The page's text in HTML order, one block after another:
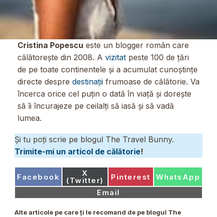
Cristina Popescu este un blogger român care
călătorește din 2008. A vizitatpeste 100 de țări
de pe toate continentele și a acumulat cunoștințe
directe despre destinațiifrumoase de călătorie. Va
încerca orice cel puțin o dată în viață și dorește
să îi încurajeze pe ceilalți să iasă și să vadă
lumea.
Și tu poți scrie pe blogul The Travel Bunny.
Trimite-mi un articol de călătorie!
Share
Facebook Share
on
X
(Twitter) Share
Pinterest Share
WhatsApp
Share
on
Email
Alte articole pe care ți le recomand de pe blogul The